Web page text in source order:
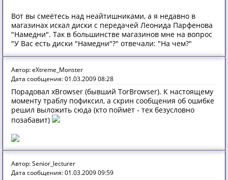
Вот вы смеётесь над неайтишниками, а я недавно в
магазинах искал диски с передачей Леонида Парфенова
"Намедни". Так в большинстве магазинов мне на вопрос
"У Вас есть диски "Намедни"?" отвечали: "На чем?"
Автор: eXtreme_Monster
Дата сообщения: 01.03.2009 08:28
Порадовал xBrowser (бывший TorBrowser). К настоящему
моменту траблу пофиксил, а скрин сообщения об ошибке
решил выложить сюда (кто поймёт - тех безусловно
позабавит)
Автор: Senior_lecturer
Дата сообщения: 01.03.2009 09:59